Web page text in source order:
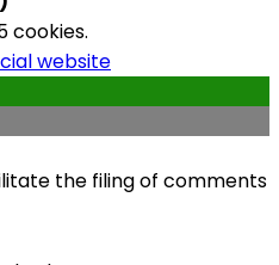
cookies.
website
the filing of comments